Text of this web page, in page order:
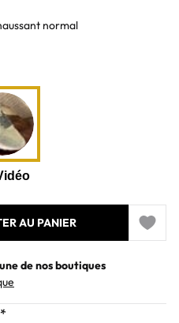
normal
AU PANIER
Add to
de nos boutiques